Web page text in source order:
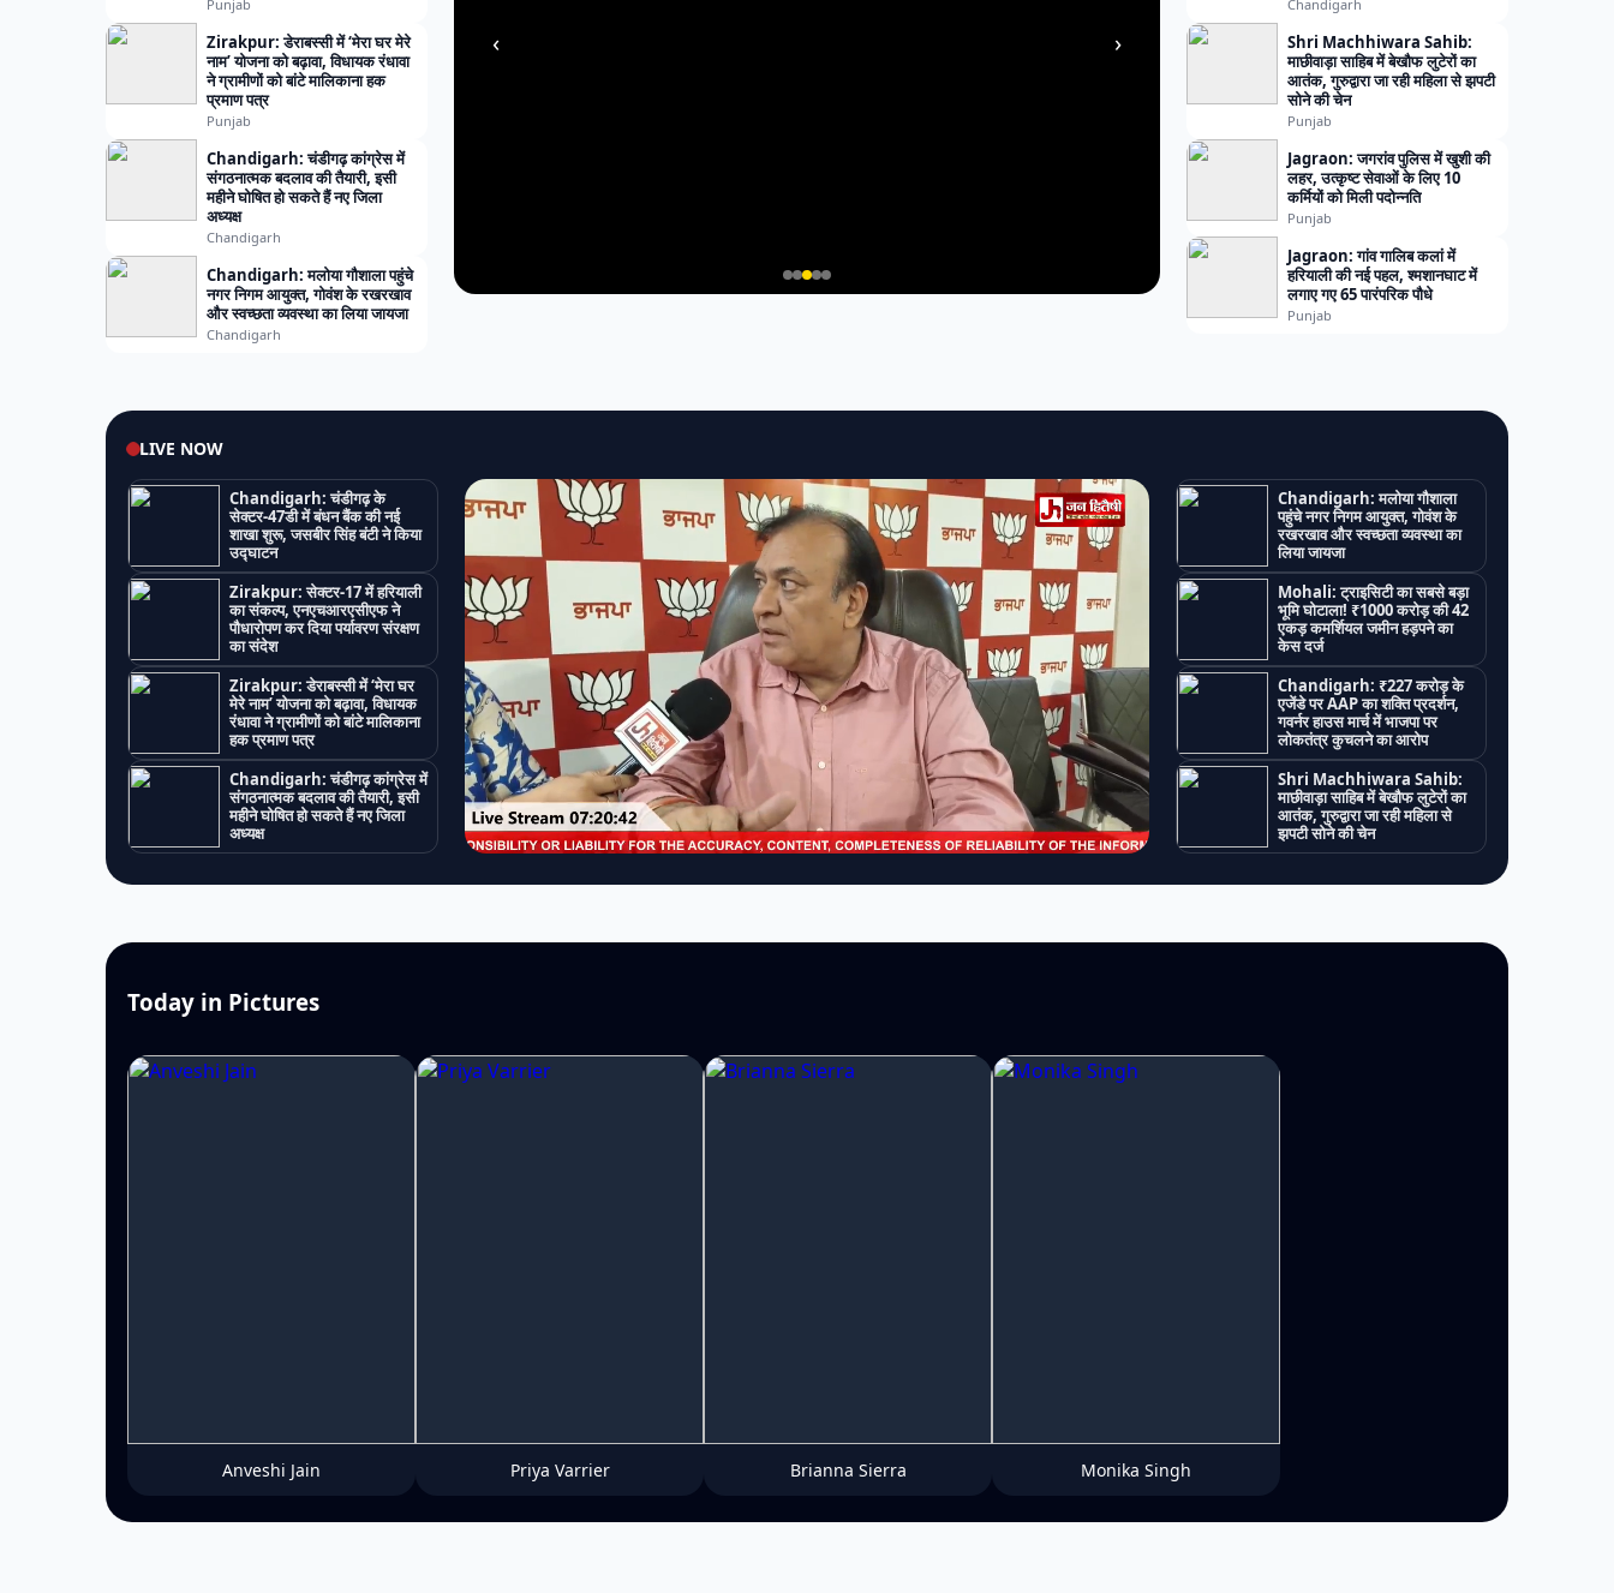
Punjab
Zirakpur: डेराबस्सी में ‘मेरा घर मेरे
नाम’ योजना को बढ़ावा, विधायक रंधावा
ने ग्रामीणों को बांटे मालिकाना हक
प्रमाण पत्र
Punjab
Chandigarh: चंडीगढ़ कांग्रेस में
संगठनात्मक बदलाव की तैयारी, इसी
महीने घोषित हो सकते हैं नए जिला
अध्यक्ष
Chandigarh
Chandigarh: मलोया गौशाला पहुंचे
नगर निगम आयुक्त, गोवंश के रखरखाव
और स्वच्छता व्यवस्था का लिया जायजा
Chandigarh
‹ ›
Chandigarh
Shri Machhiwara Sahib:
माछीवाड़ा साहिब में बेखौफ लुटेरों का
आतंक, गुरुद्वारा जा रही महिला से झपटी
सोने की चेन
Punjab
Jagraon: जगरांव पुलिस में खुशी की
लहर, उत्कृष्ट सेवाओं के लिए 10
कर्मियों को मिली पदोन्नति
Punjab
Jagraon: गांव गालिब कलां में
हरियाली की नई पहल, श्मशानघाट में
लगाए गए 65 पारंपरिक पौधे
Punjab
LIVE NOW
Chandigarh: चंडीगढ़ के
सेक्टर-47डी में बंधन बैंक की नई
शाखा शुरू, जसबीर सिंह बंटी ने किया
उद्घाटन
Zirakpur: सेक्टर-17 में हरियाली
का संकल्प, एनएचआरएसीएफ ने
पौधारोपण कर दिया पर्यावरण संरक्षण
का संदेश
Zirakpur: डेराबस्सी में ‘मेरा घर
मेरे नाम’ योजना को बढ़ावा, विधायक
रंधावा ने ग्रामीणों को बांटे मालिकाना
हक प्रमाण पत्र
Chandigarh: चंडीगढ़ कांग्रेस में
संगठनात्मक बदलाव की तैयारी, इसी
महीने घोषित हो सकते हैं नए जिला
अध्यक्ष
Chandigarh: मलोया गौशाला
पहुंचे नगर निगम आयुक्त, गोवंश के
रखरखाव और स्वच्छता व्यवस्था का
लिया जायजा
Mohali: ट्राइसिटी का सबसे बड़ा
भूमि घोटाला! ₹1000 करोड़ की 42
एकड़ कमर्शियल जमीन हड़पने का
केस दर्ज
Chandigarh: ₹227 करोड़ के
एजेंडे पर AAP का शक्ति प्रदर्शन,
गवर्नर हाउस मार्च में भाजपा पर
लोकतंत्र कुचलने का आरोप
Shri Machhiwara Sahib:
माछीवाड़ा साहिब में बेखौफ लुटेरों का
आतंक, गुरुद्वारा जा रही महिला से
झपटी सोने की चेन
Today in Pictures
Anveshi Jain Priya Varrier Brianna Sierra Monika Singh